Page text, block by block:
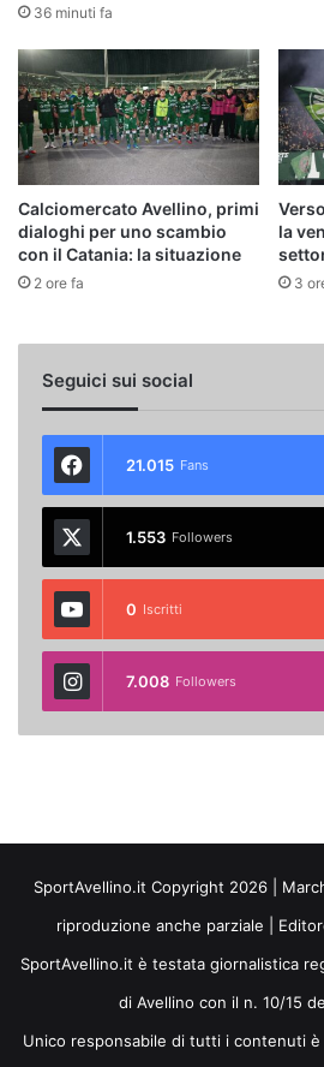
36 minuti fa
Calciomercato Avellino, primi
dialoghi per uno scambio
con il Catania: la situazione
2 ore fa
la
3
Seguici sui social
21.015 Fans
1.553 Followers
0 Iscritti
7.008 Followers
SportAvellino.it Copyright 2026 |
riproduzione anche parziale |
SportAvellino.it è testata giornalistica
di Avellino con il n. 10/15
Unico responsabile di tutti i contenuti è